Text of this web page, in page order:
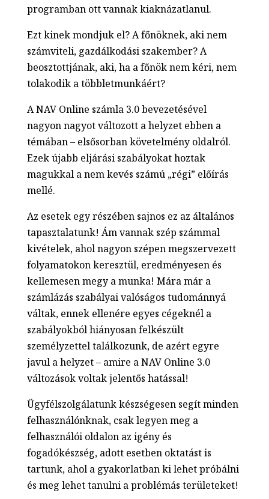
programban ott vannak kiaknázatlanul.
Ezt kinek mondjuk el? A főnöknek, aki nem
számviteli, gazdálkodási szakember? A
beosztottjának, aki, ha a főnök nem kéri, nem
tolakodik a többletmunkáért?
A NAV Online számla 3.0 bevezetésével
nagyon nagyot változott a helyzet ebben a
témában – elsősorban követelmény oldalról.
Ezek újabb eljárási szabályokat hoztak
magukkal a nem kevés számú „régi” előírás
mellé.
Az esetek egy részében sajnos ez az általános
tapasztalatunk! Ám vannak szép számmal
kivételek, ahol nagyon szépen megszervezett
folyamatokon keresztül, eredményesen és
kellemesen megy a munka! Mára már a
számlázás szabályai valóságos tudománnyá
váltak, ennek ellenére egyes cégeknél a
szabályokból hiányosan felkészült
személyzettel találkozunk, de azért egyre
javul a helyzet – amire a NAV Online 3.0
változások voltak jelentős hatással!
Ügyfélszolgálatunk készségesen segít minden
felhasználónknak, csak legyen meg a
felhasználói oldalon az igény és
fogadókészség, adott esetben oktatást is
tartunk, ahol a gyakorlatban ki lehet próbálni
és meg lehet tanulni a problémás területeket!